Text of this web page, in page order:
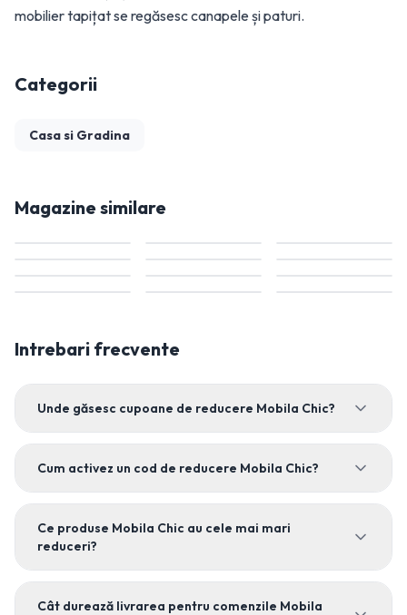
mobilier tapițat se regăsesc canapele și paturi.
Categorii
Casa si Gradina
Magazine similare
Intrebari frecvente
Unde găsesc cupoane de reducere Mobila Chic?
Cum activez un cod de reducere Mobila Chic?
Ce produse Mobila Chic au cele mai mari
reduceri?
Cât durează livrarea pentru comenzile Mobila